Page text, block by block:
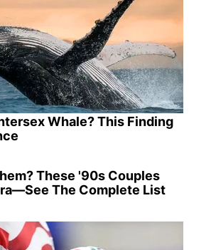
Whale? This Finding
These '90s Couples
The Complete List